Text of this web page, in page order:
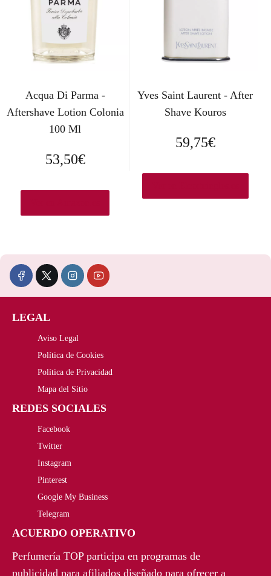
Acqua Di Parma -
Aftershave Lotion Colonia
100 Ml
53,50€
Yves Saint Laurent - After
Shave Kouros
59,75€
LEGAL
Aviso Legal
Política de Cookies
Política de Privacidad
Mapa del Sitio
REDES SOCIALES
Facebook
Twitter
Instagram
Pinterest
Google My Business
Telegram
ACUERDO OPERATIVO
Perfumería TOP participa en programas de
publicidad para afiliados diseñado para ofrecer a